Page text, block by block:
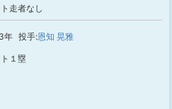
走者なし
3年 投手:恩知 晃雅
１塁